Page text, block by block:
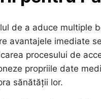
de a aduce multiple
avantajele imediate
procesului de
propriile date
sănătății lor.